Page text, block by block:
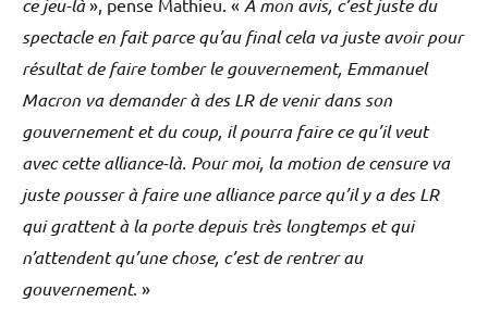
spectacle en fait parce qu’au final cela va juste avoir pour
résultat de faire tomber le gouvernement, Emmanuel
Macron va demander à des LR de venir dans son
gouvernement et du coup, il pourra faire ce qu’il veut
avec cette alliance-là. Pour moi, la motion de censure va
juste pousser à faire une alliance parce qu’il y a des LR
qui grattent à la porte depuis très longtemps et qui
n’attendent qu’une chose, c’est de rentrer au
gouvernement. »